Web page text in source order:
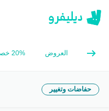
العروض 20% خصم 😍
حفاضات وتغيير